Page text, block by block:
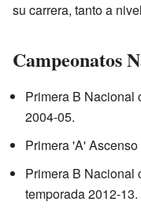
su carrera, tanto a
Campeonatos
Primera B Nacional
2004-05.
Primera 'A'
Primera B Nacional
temporada 2012-13.